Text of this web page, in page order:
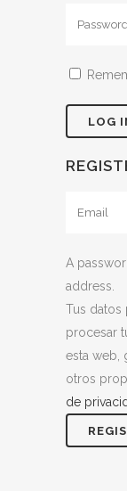
A
address.
Tus datos
procesar
esta web,
otros
de